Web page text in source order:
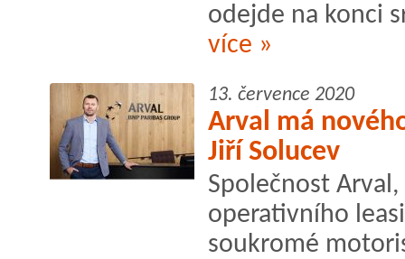
odejde na konci
více »
13. července 2020
Arval má
Jiří Solucev
Společnost
operativního
soukromé